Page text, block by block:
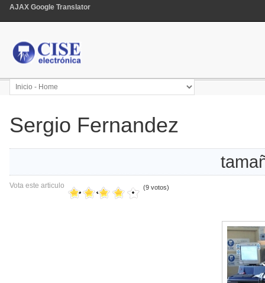
AJAX Google Translator
Sergio Fernandez
Vota este articulo (9 votos)